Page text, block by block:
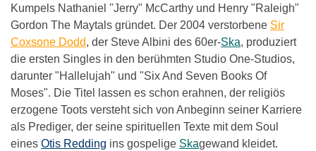
Kumpels Nathaniel "Jerry" McCarthy und Henry "Raleigh"
Gordon The Maytals gründet. Der 2004 verstorbene Sir
Coxsone Dodd, der Steve Albini des 60er-Ska, produziert
die ersten Singles in den berühmten Studio One-Studios,
darunter "Hallelujah" und "Six And Seven Books Of
Moses". Die Titel lassen es schon erahnen, der religiös
erzogene Toots versteht sich von Anbeginn seiner Karriere
als Prediger, der seine spirituellen Texte mit dem Soul
eines Otis Redding ins gospelige Skagewand kleidet.